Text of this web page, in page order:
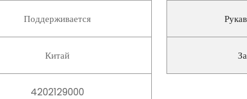
Поддерживается
Китай
4202129000